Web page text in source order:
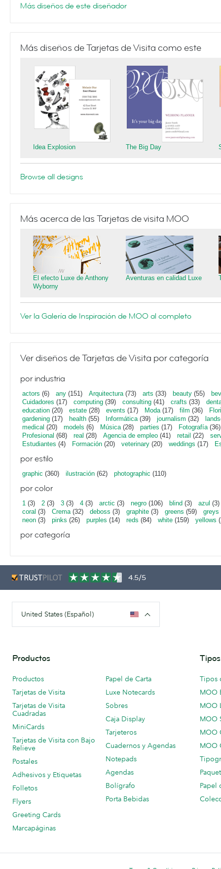
Más diseños de este diseñador
Más diseños de Tarjetas de Visita como este
Idea Explosion The Big Day
Browse all designs
Más acerca de las Tarjetas de visita MOO
El efecto Luxe de Anthony
Wyborny
Aventuras en calidad Luxe
Ver la Galería de Inspiración de MOO al completo
Ver diseños de Tarjetas de Visita por categoría
por industria
actors (6) any (151) Arquitectura(73) arts (33) beauty (55)
Cuidadores (17) computing (39) consulting (41) crafts (33)
education (20) estate (28) events (17) Moda(17) film (36)
gardening (17) health (55) Informática(39) journalism (32)
medical (20) models (6) Música(28) parties (17) Fotografía(36)
Profesional (68) real (28) Agencia de empleo (41) retail (22)
Estudiantes (4) Formación (20) veterinary (20) weddings (17)
por estilo
graphic (360) ilustración (62) photographic (110)
por color
1 (3) 2 (3) 3 (3) 4 (3) arctic (3) negro (106) blind (3) azul (3)
coral (3) Crema(32) deboss (3) graphite (3) greens (59) greys
neon (3) pinks (26) purples (14) reds (84) white (159) yellows
por categoría
4.5/5
United States (Español)
Productos
Productos
Tarjetas de Visita
Tarjetas de Visita
Cuadradas
MiniCards
Tarjetas de Visita con Bajo
Relieve
Postales
Adhesivos y Etiquetas
Folletos
Flyers
Greeting Cards
Marcapáginas
Papel de Carta
Luxe Notecards
Sobres
Caja Display
Tarjeteros
Cuadernos y Agendas
Notepads
Agendas
Bolígrafo
Porta Bebidas
Tipos
MOO
MOO
MOO
MOO
MOO
Papel